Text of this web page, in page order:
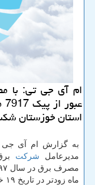
استان خوزستان
به گزارش ام آی جی
مدیرعامل شركت
ماه زودتر در تاریخ ۱۹ خرداد از این رقم عبور كرده ایم.